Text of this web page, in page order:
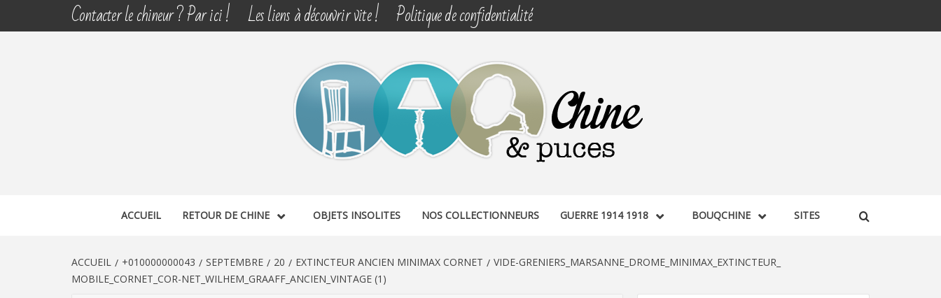
Contacter le chineur ? Par ici ! Les liens à découvrir vite ! Politique de confidentialité
CHINE & PUCES
ACCUEIL RETOUR DE CHINE OBJETS INSOLITES NOS COLLECTIONNEURS GUERRE 1914 1918 BOUQCHINE SITES
ACCUEIL +010000000043 SEPTEMBRE 20 EXTINCTEUR ANCIEN MINIMAX CORNET
VIDE-GRENIERS_MARSANNE_DROME_MINIMAX_EXTINCTEUR_
MOBILE_CORNET_COR-NET_WILHEM_GRAAFF_ANCIEN_VINTAGE (1)